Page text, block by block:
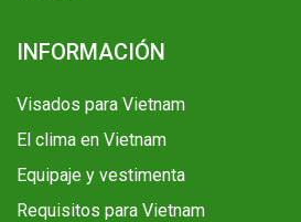
INFORMACIÓN
Visados para Vietnam
El clima en Vietnam
Equipaje y vestimenta
Requisitos para Vietnam